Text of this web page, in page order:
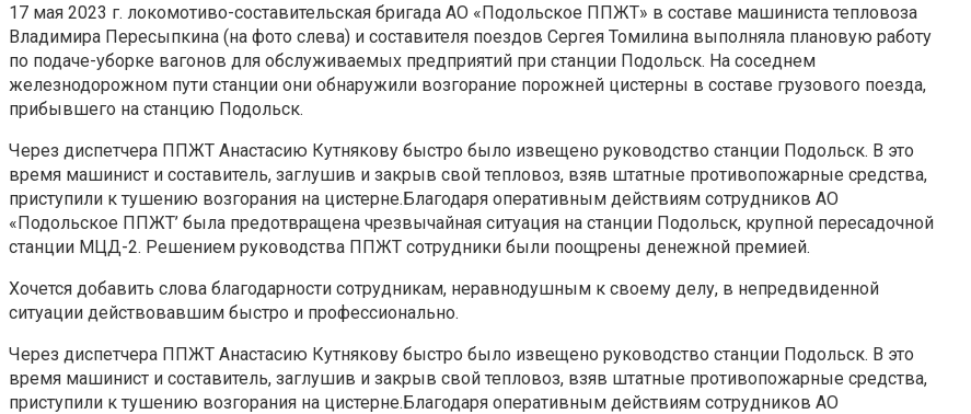
17 мая 2023 г. локомотиво-составительская бригада АО «Подольское ППЖТ» в составе машиниста тепловоза
Владимира Пересыпкина (на фото слева) и составителя поездов Сергея Томилина выполняла плановую работу
по подаче-уборке вагонов для обслуживаемых предприятий при станции Подольск. На соседнем
железнодорожном пути станции они обнаружили возгорание порожней цистерны в составе грузового поезда,
прибывшего на станцию Подольск.
Через диспетчера ППЖТ Анастасию Кутнякову быстро было извещено руководство станции Подольск. В это
время машинист и составитель, заглушив и закрыв свой тепловоз, взяв штатные противопожарные средства,
приступили к тушению возгорания на цистерне.Благодаря оперативным действиям сотрудников АО
«Подольское ППЖТ’ была предотвращена чрезвычайная ситуация на станции Подольск, крупной пересадочной
станции МЦД-2. Решением руководства ППЖТ сотрудники были поощрены денежной премией.
Хочется добавить слова благодарности сотрудникам, неравнодушным к своему делу, в непредвиденной
ситуации действовавшим быстро и профессионально.
Через диспетчера ППЖТ Анастасию Кутнякову быстро было извещено руководство станции Подольск. В это
время машинист и составитель, заглушив и закрыв свой тепловоз, взяв штатные противопожарные средства,
приступили к тушению возгорания на цистерне.Благодаря оперативным действиям сотрудников АО